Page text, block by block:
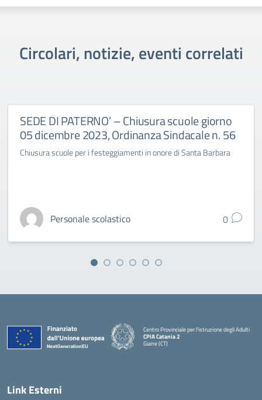
Circolari, notizie, eventi correlati
SEDE DI PATERNO’ – Chiusura scuole giorno
05 dicembre 2023, Ordinanza Sindacale n. 56
Chiusura scuole per i festeggiamenti in onore di Santa Barbara
Personale scolastico 0
Centro Provinciale per l'istruzione degli Adulti
CPIA Catania 2
Giarre (CT)
Link Esterni